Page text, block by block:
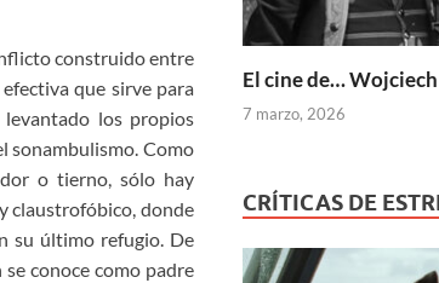
construido entre
que sirve para
los propios
sonambulismo. Como
o tierno, sólo hay
claustrofóbico, donde
su último refugio. De
conoce como padre
El cine de… Wojciech
7 marzo, 2026
CRÍTICAS DE